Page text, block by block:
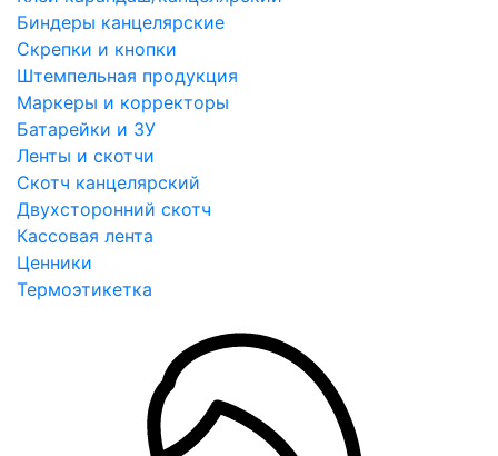
Биндеры канцелярские
Скрепки и кнопки
Штемпельная продукция
Маркеры и корректоры
Батарейки и ЗУ
Ленты и скотчи
Скотч канцелярский
Двухсторонний скотч
Кассовая лента
Ценники
Термоэтикетка